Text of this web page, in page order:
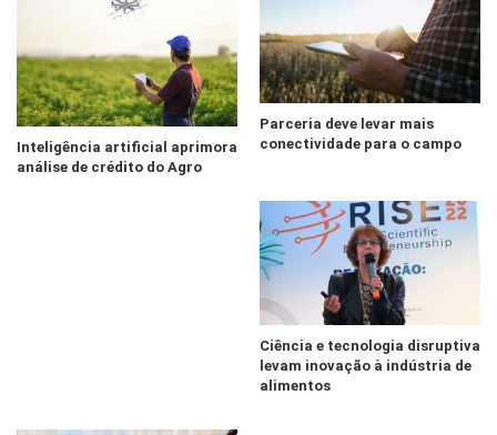
Inteligência artificial aprimora
análise de crédito do Agro
Parceria deve levar mais
conectividade para o campo
Ciência e tecnologia disruptiva
levam inovação à indústria de
alimentos